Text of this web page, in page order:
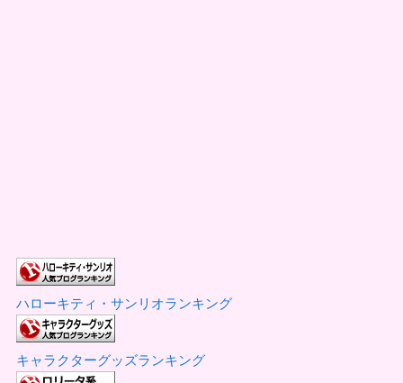
ハローキティ・サンリオランキング
キャラクターグッズランキング